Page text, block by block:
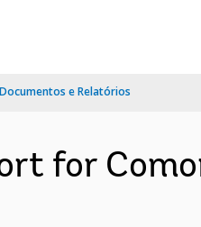
Documentos e Relatórios
for